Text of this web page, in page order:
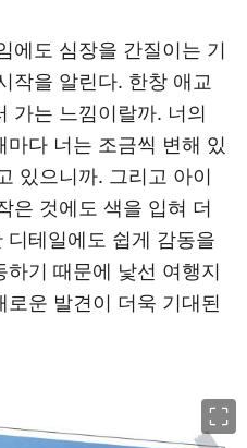
에도 심장을 간질이는 기
작을 알린다. 한창 애교
가는 느낌이랄까. 너의
다 너는 조금씩 변해 있
있으니까. 그리고 아이
은 것에도 색을 입혀 더
디테일에도 쉽게 감동을
기 때문에 낯선 여행지
운 발견이 더욱 기대된